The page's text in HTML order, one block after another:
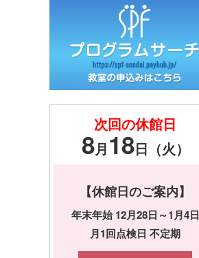
次回の休館日
8月18日（火）
【休館日のご案内】
年末年始 12月28日～1月4日
月1回点検日 不定期